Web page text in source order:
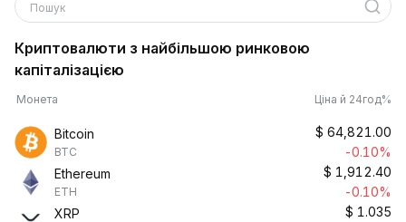
Пошук
Криптовалюти з найбільшою ринковою
капіталізацією
Монета Ціна й 24год%
Bitcoin
BTC
$ 64,821.00
-0.10%
Ethereum
ETH
$ 1,912.40
-0.10%
XRP
$ 1.035